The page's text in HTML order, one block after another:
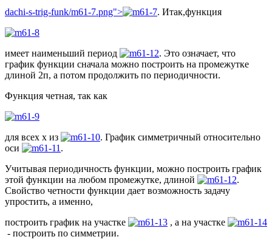
dachi-s-trig-funk/m61-7.png"> . Итак,функция
имеет наименьший период
. Это означает, что
график функции сначала можно построить на промежутке
длиной 2п, а потом продолжить по периодичности.
Функция четная, так как
для всех х из
. График симметричный относительно
оси
.
Учитывая периодичность функции, можно построить график
этой функции на любом промежутке, длиной
.
Свойство четности функции дает возможность задачу
упростить, а именно,
построить график на участке
, а на участке
- построить по симметрии.